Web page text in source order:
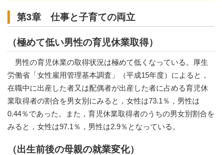
第3章 仕事と子育ての両立
（極めて低い男性の育児休業取得）
男性の育児休業の取得状況は極めて低くなっている。厚生
労働省「女性雇用管理基本調査」（平成15年度）によると，
在職中に出産した者又は配偶者が出産した者に占める育児休
業取得者の割合を男女別にみると，女性は73.1％，男性は
0.44％であった。また，育児休業取得者のうちの男女別割合を
みると，女性は97.1％，男性は2.9％となっている。
（出生前後の母親の就業変化）